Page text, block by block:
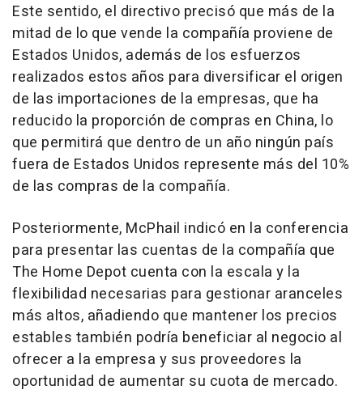
Este sentido, el directivo precisó que más de la
mitad de lo que vende la compañía proviene de
Estados Unidos, además de los esfuerzos
realizados estos años para diversificar el origen
de las importaciones de la empresas, que ha
reducido la proporción de compras en China, lo
que permitirá que dentro de un año ningún país
fuera de Estados Unidos represente más del 10%
de las compras de la compañía.
Posteriormente, McPhail indicó en la conferencia
para presentar las cuentas de la compañía que
The Home Depot cuenta con la escala y la
flexibilidad necesarias para gestionar aranceles
más altos, añadiendo que mantener los precios
estables también podría beneficiar al negocio al
ofrecer a la empresa y sus proveedores la
oportunidad de aumentar su cuota de mercado.